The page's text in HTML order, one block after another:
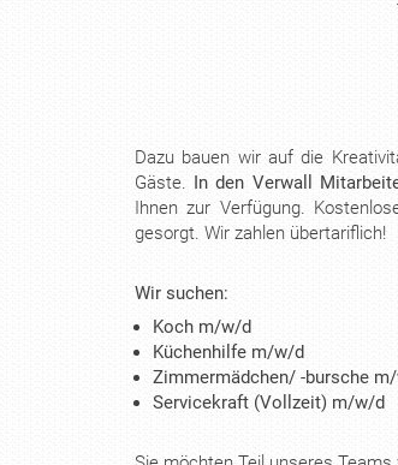
Dazu bauen wir auf die
Gäste. In den Verwall
Ihnen zur Verfügung.
gesorgt. Wir zahlen übertariflich!
Wir suchen:
Koch m/w/d
Küchenhilfe m/w/d
Zimmermädchen/ -bursche
Servicekraft (Vollzeit) m/w/d